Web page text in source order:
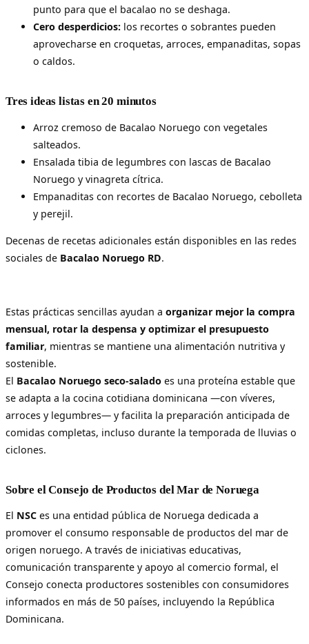
punto para que el bacalao no se deshaga.
Cero desperdicios: los recortes o sobrantes pueden
aprovecharse en croquetas, arroces, empanaditas, sopas
o caldos.
Tres ideas listas en 20 minutos
Arroz cremoso de Bacalao Noruego con vegetales
salteados.
Ensalada tibia de legumbres con lascas de Bacalao
Noruego y vinagreta cítrica.
Empanaditas con recortes de Bacalao Noruego, cebolleta
y perejil.
Decenas de recetas adicionales están disponibles en las redes
sociales de Bacalao Noruego RD.
Estas prácticas sencillas ayudan a organizar mejor la compra
mensual, rotar la despensa y optimizar el presupuesto
familiar, mientras se mantiene una alimentación nutritiva y
sostenible.
El Bacalao Noruego seco-salado es una proteína estable que
se adapta a la cocina cotidiana dominicana —con víveres,
arroces y legumbres— y facilita la preparación anticipada de
comidas completas, incluso durante la temporada de lluvias o
ciclones.
Sobre el Consejo de Productos del Mar de Noruega
El NSC es una entidad pública de Noruega dedicada a
promover el consumo responsable de productos del mar de
origen noruego. A través de iniciativas educativas,
comunicación transparente y apoyo al comercio formal, el
Consejo conecta productores sostenibles con consumidores
informados en más de 50 países, incluyendo la República
Dominicana.